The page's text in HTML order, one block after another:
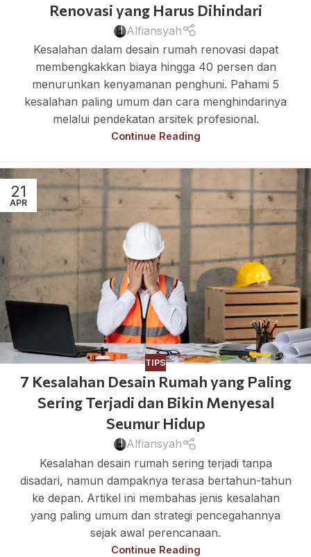
Renovasi yang Harus Dihindari
Alfiansyah
Kesalahan dalam desain rumah renovasi dapat
membengkakkan biaya hingga 40 persen dan
menurunkan kenyamanan penghuni. Pahami 5
kesalahan paling umum dan cara menghindarinya
melalui pendekatan arsitek profesional.
Continue Reading
21
APR
TIPS
7 Kesalahan Desain Rumah yang Paling
Sering Terjadi dan Bikin Menyesal
Seumur Hidup
Alfiansyah
Kesalahan desain rumah sering terjadi tanpa
disadari, namun dampaknya terasa bertahun-tahun
ke depan. Artikel ini membahas jenis kesalahan
yang paling umum dan strategi pencegahannya
sejak awal perencanaan.
Continue Reading